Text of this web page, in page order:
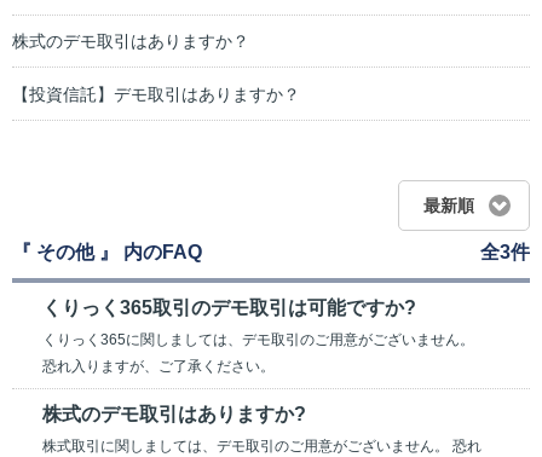
株式のデモ取引はありますか？
【投資信託】デモ取引はありますか？
最新順
『 その他 』 内のFAQ 全3件
くりっく365取引のデモ取引は可能ですか?
くりっく365に関しましては、デモ取引のご用意がございません。
恐れ入りますが、ご了承ください。
株式のデモ取引はありますか?
株式取引に関しましては、デモ取引のご用意がございません。 恐れ